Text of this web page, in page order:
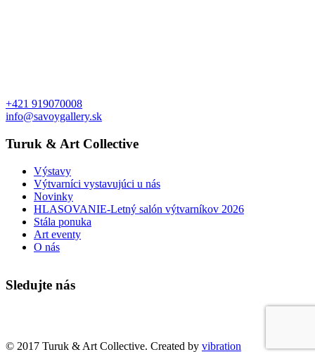
+421 919070008
info@savoygallery.sk
Turuk & Art Collective
Výstavy
Výtvarníci vystavujúci u nás
Novinky
HLASOVANIE-Letný salón výtvarníkov 2026
Stála ponuka
Art eventy
O nás
Sledujte nás
© 2017 Turuk & Art Collective. Created by vibration